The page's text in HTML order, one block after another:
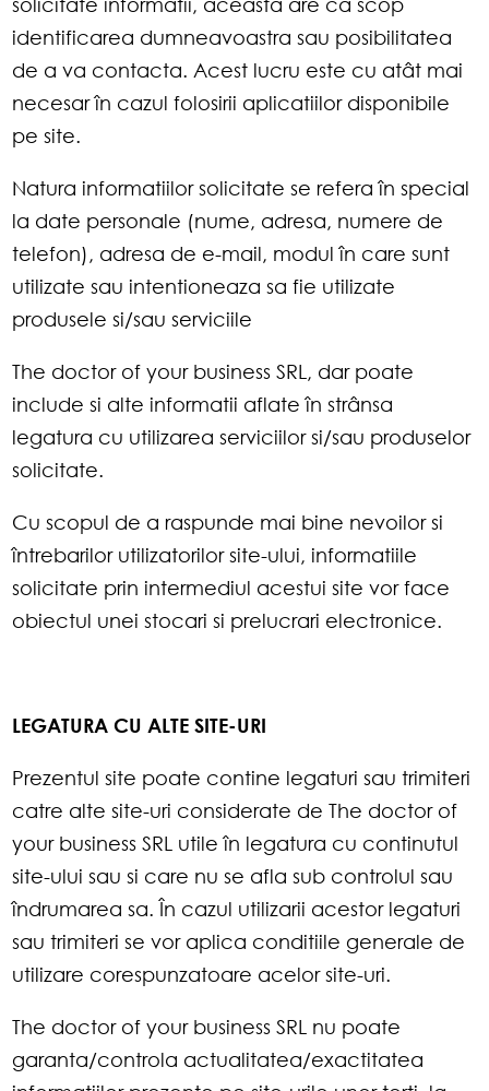
identificarea dumneavoastra sau posibilitatea
de a va contacta. Acest lucru este cu atât mai
necesar în cazul folosirii aplicatiilor disponibile
pe site.
Natura informatiilor solicitate se refera în special
la date personale (nume, adresa, numere de
telefon), adresa de e-mail, modul în care sunt
utilizate sau intentioneaza sa fie utilizate
produsele si/sau serviciile
The doctor of your business SRL, dar poate
include si alte informatii aflate în strânsa
legatura cu utilizarea serviciilor si/sau produselor
solicitate.
Cu scopul de a raspunde mai bine nevoilor si
întrebarilor utilizatorilor site-ului, informatiile
solicitate prin intermediul acestui site vor face
obiectul unei stocari si prelucrari electronice.
LEGATURA CU ALTE SITE-URI
Prezentul site poate contine legaturi sau trimiteri
catre alte site-uri considerate de The doctor of
your business SRL utile în legatura cu continutul
site-ului sau si care nu se afla sub controlul sau
îndrumarea sa. În cazul utilizarii acestor legaturi
sau trimiteri se vor aplica conditiile generale de
utilizare corespunzatoare acelor site-uri.
The doctor of your business SRL nu poate
garanta/controla actualitatea/exactitatea